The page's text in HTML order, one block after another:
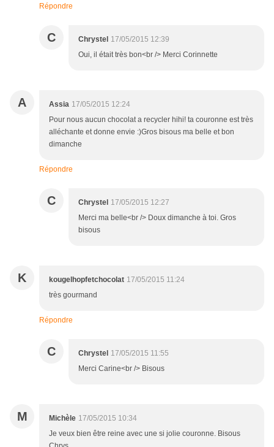
Répondre
C Chrystel 17/05/2015 12:39
Oui, il était très bon<br /> Merci Corinnette
A Assia 17/05/2015 12:24
Pour nous aucun chocolat a recycler hihi! ta couronne est très
alléchante et donne envie :)Gros bisous ma belle et bon
dimanche
Répondre
C Chrystel 17/05/2015 12:27
Merci ma belle<br /> Doux dimanche à toi. Gros
bisous
K kougelhopfetchocolat 17/05/2015 11:24
très gourmand
Répondre
C Chrystel 17/05/2015 11:55
Merci Carine<br /> Bisous
M Michèle 17/05/2015 10:34
Je veux bien être reine avec une si jolie couronne. Bisous